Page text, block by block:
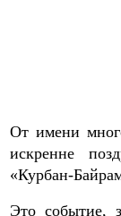
От имени
искренне
«Курбан-
Это событие,